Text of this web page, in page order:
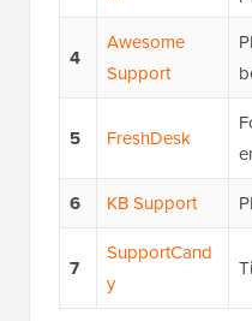
4
Awesome
Support
5 FreshDesk
6
KB Support
7
SupportCand
y